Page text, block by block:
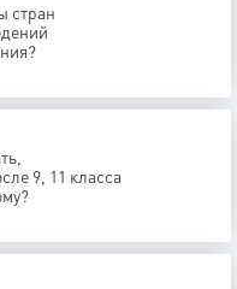
стран
9, 11 класса